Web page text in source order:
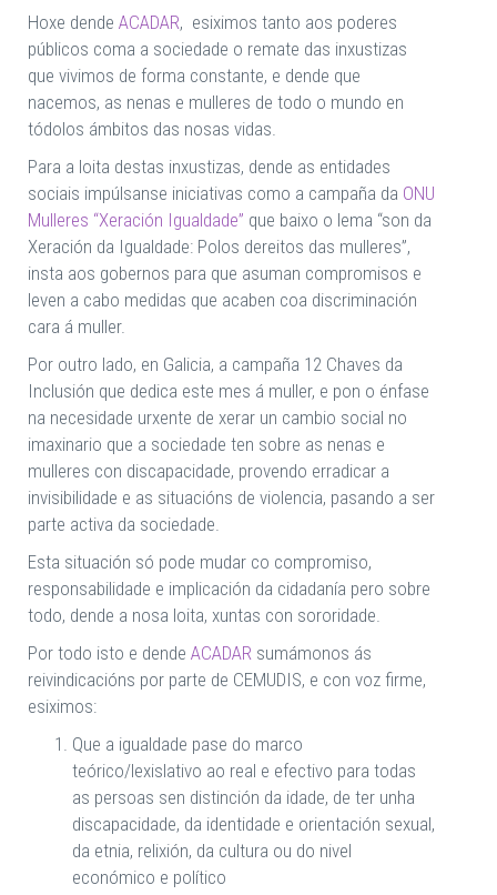
Hoxe dende ACADAR, esiximos tanto aos poderes
públicos coma a sociedade o remate das inxustizas
que vivimos de forma constante, e dende que
nacemos, as nenas e mulleres de todo o mundo en
tódolos ámbitos das nosas vidas.
Para a loita destas inxustizas, dende as entidades
sociais impúlsanse iniciativas como a campaña da ONU
Mulleres “Xeración Igualdade” que baixo o lema “son da
Xeración da Igualdade: Polos dereitos das mulleres”,
insta aos gobernos para que asuman compromisos e
leven a cabo medidas que acaben coa discriminación
cara á muller.
Por outro lado, en Galicia, a campaña 12 Chaves da
Inclusión que dedica este mes á muller, e pon o énfase
na necesidade urxente de xerar un cambio social no
imaxinario que a sociedade ten sobre as nenas e
mulleres con discapacidade, provendo erradicar a
invisibilidade e as situacións de violencia, pasando a ser
parte activa da sociedade.
Esta situación só pode mudar co compromiso,
responsabilidade e implicación da cidadanía pero sobre
todo, dende a nosa loita, xuntas con sororidade.
Por todo isto e dende ACADAR sumámonos ás
reivindicacións por parte de CEMUDIS, e con voz firme,
esiximos:
Que a igualdade pase do marco
teórico/lexislativo ao real e efectivo para todas
as persoas sen distinción da idade, de ter unha
discapacidade, da identidade e orientación sexual,
da etnia, relixión, da cultura ou do nivel
económico e político